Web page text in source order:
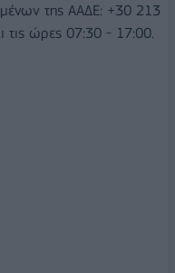
της ΑΑΔΕ: +30 213
τις ώρες 07:30 - 17:00.